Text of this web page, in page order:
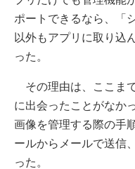
ポートできるなら、「
以外もアプリに取り込
った。
その理由は、ここま
に出会ったことがなか
画像を管理する際の手
ールからメールで送信
った。